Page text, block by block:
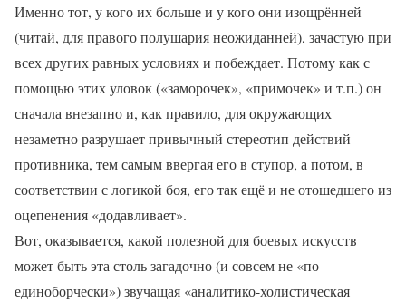
Именно тот, у кого их больше и у кого они изощрённей
(читай, для правого полушария неожиданней), зачастую при
всех других равных условиях и побеждает. Потому как с
помощью этих уловок («заморочек», «примочек» и т.п.) он
сначала внезапно и, как правило, для окружающих
незаметно разрушает привычный стереотип действий
противника, тем самым ввергая его в ступор, а потом, в
соответствии с логикой боя, его так ещё и не отошедшего из
оцепенения «додавливает».
Вот, оказывается, какой полезной для боевых искусств
может быть эта столь загадочно (и совсем не «по-
единоборчески») звучащая «аналитико-холистическая